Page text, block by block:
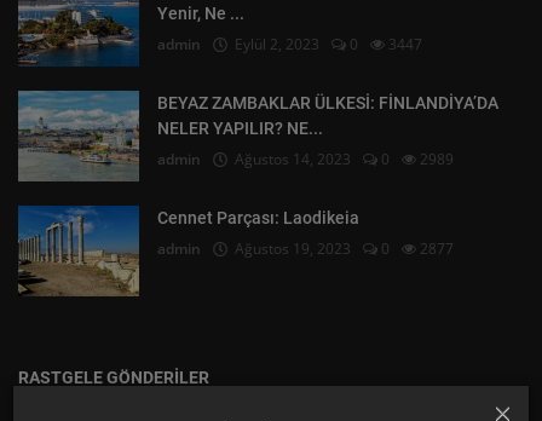
Yenir, Ne ...
admin Eylül 2, 2023 0 3447
BEYAZ ZAMBAKLAR ÜLKESİ: FİNLANDİYA’DA
NELER YAPILIR? NE...
admin Ağustos 14, 2023 0 2989
Cennet Parçası: Laodikeia
admin Ağustos 19, 2023 0 2877
RASTGELE GÖNDERILER